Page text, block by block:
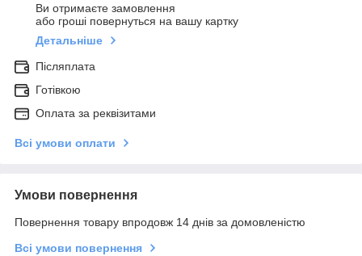
Ви отримаєте замовлення
або гроші повернуться на вашу картку
Детальніше
Післяплата
Готівкою
Оплата за реквізитами
Всі умови оплати
Умови повернення
Повернення товару впродовж 14 днів за домовленістю
Всі умови повернення